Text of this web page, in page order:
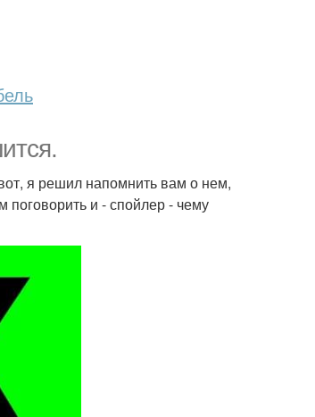
я решил напомнить вам о нем,
поговорить и - спойлер - чему